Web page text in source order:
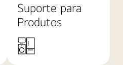
Suporte para
Produtos